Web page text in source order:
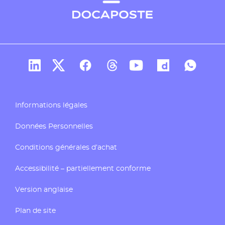
Compte Linkedin de Docaposte
Compte X de Docaposte
Compte Facebook de Docaposte
Compte Threads de
Compte Youtube de
CompteCompte
Informations légales
Données Personnelles
Conditions générales d’achat
Accessibilité – partiellement conforme
Version anglaise
Plan de site